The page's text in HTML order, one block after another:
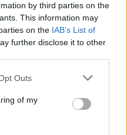
by third parties on the
This information may
on the IAB’s List of
further disclose it to other
Outs
of my